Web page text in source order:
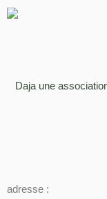
Daja une
adresse :